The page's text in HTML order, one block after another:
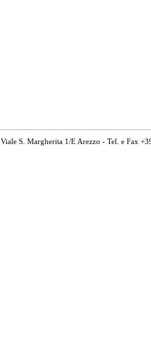
Viale S. Margherita 1/E Arezzo - Tel. e Fax